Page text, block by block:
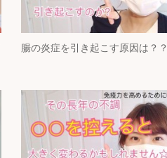
腸の炎症を引き起こす原因は？？